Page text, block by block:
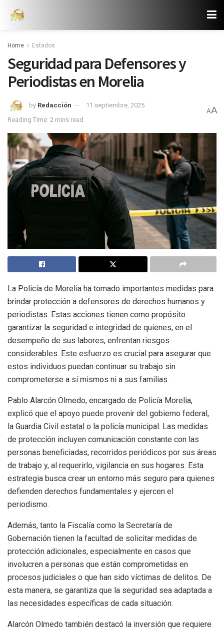
Home Estados
Seguridad para Defensores y
Periodistas en Morelia
by Redacción
11 septiembre, 2025
Reading Time: 2 mins read
AA
La Policía de Morelia ha tomado importantes medidas para
brindar protección a defensores de derechos humanos y
periodistas. Estas acciones tienen como propósito
garantizar la seguridad e integridad de quienes, en el
desempeño de sus labores, enfrentan riesgos
considerables. Este esfuerzo es crucial para asegurar que
estos individuos puedan continuar su trabajo sin
comprometerse a sí mismos ni a sus familias.
Pablo Alarcón Olmedo, encargado de Policía Morelia,
explicó que el apoyo puede provenir del gobierno federal,
la Guardia Civil estatal o la policía municipal. Las medidas
de protección incluyen comunicación constante con las
personas beneficiadas, recorridos periódicos por sus áreas
de trabajo y, al requerirlo, vigilancia en sus hogares. Esta
estrategia busca crear un entorno más seguro para quienes
defienden derechos fundamentales y ejercen el
periodismo.
Además, tanto la Fiscalía como la Secretaría de
Gobernación tienen la facultad de solicitar medidas de
protección adicionales, especialmente en casos que
involucren a personas que están comprometidas en
procesos judiciales o que han sido víctimas de delitos. De
esta manera, se garantiza que la seguridad sea adaptada a
las necesidades específicas de cada situación.
Alarcón Olmedo también destacó la inversión que requiere